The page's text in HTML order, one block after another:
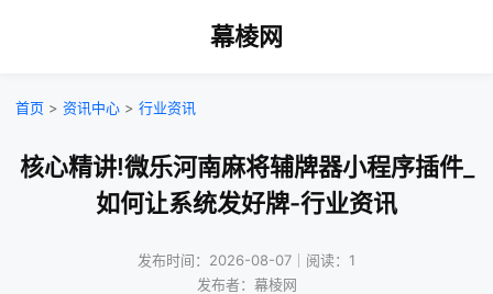
幕棱网
首页 > 资讯中心 > 行业资讯
核心精讲!微乐河南麻将辅牌器小程序插件_
如何让系统发好牌-行业资讯
发布时间：2026-08-07｜阅读：1
发布者：幕棱网